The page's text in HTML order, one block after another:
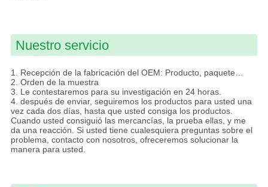
Nuestro servicio
1. Recepción de la fabricación del OEM: Producto, paquete…
2. Orden de la muestra
3. Le contestaremos para su investigación en 24 horas.
4. después de enviar, seguiremos los productos para usted una
vez cada dos días, hasta que usted consiga los productos.
Cuando usted consiguió las mercancías, la prueba ellas, y me
da una reacción. Si usted tiene cualesquiera preguntas sobre el
problema, contacto con nosotros, ofreceremos solucionar la
manera para usted.